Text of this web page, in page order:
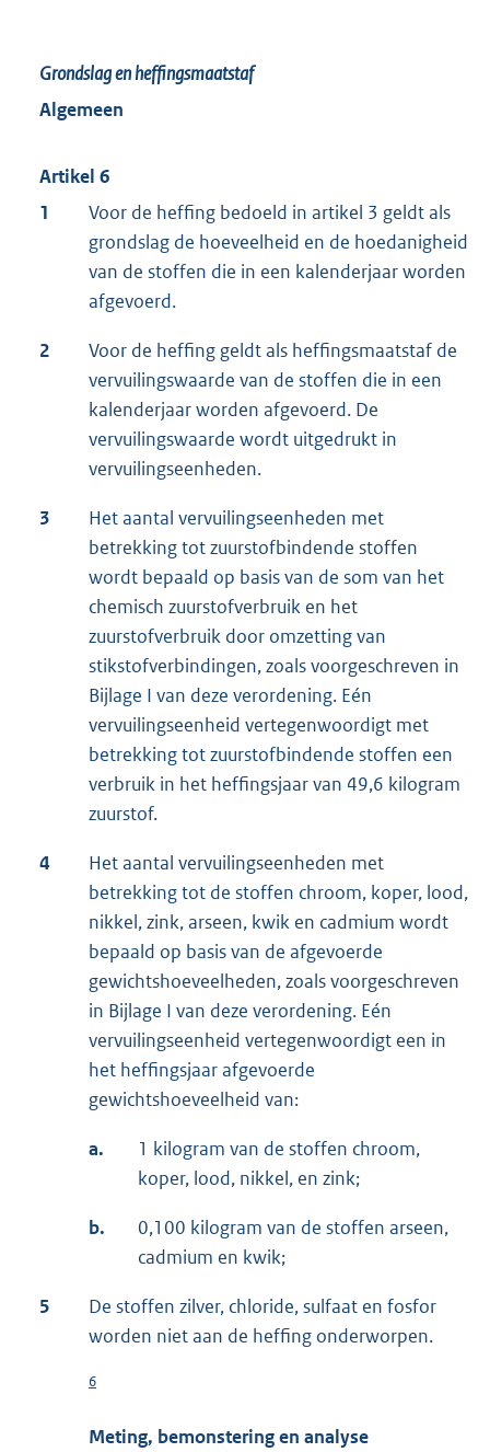
Grondslag en heffingsmaatstaf
Algemeen
Artikel 6
1
Voor de heffing bedoeld in artikel 3 geldt als
grondslag de hoeveelheid en de hoedanigheid
van de stoffen die in een kalenderjaar worden
afgevoerd.
2
Voor de heffing geldt als heffingsmaatstaf de
vervuilingswaarde van de stoffen die in een
kalenderjaar worden afgevoerd. De
vervuilingswaarde wordt uitgedrukt in
vervuilingseenheden.
3
Het aantal vervuilingseenheden met
betrekking tot zuurstofbindende stoffen
wordt bepaald op basis van de som van het
chemisch zuurstofverbruik en het
zuurstofverbruik door omzetting van
stikstofverbindingen, zoals voorgeschreven in
Bijlage I van deze verordening. Eén
vervuilingseenheid vertegenwoordigt met
betrekking tot zuurstofbindende stoffen een
verbruik in het heffingsjaar van 49,6 kilogram
zuurstof.
4
Het aantal vervuilingseenheden met
betrekking tot de stoffen chroom, koper, lood,
nikkel, zink, arseen, kwik en cadmium wordt
bepaald op basis van de afgevoerde
gewichtshoeveelheden, zoals voorgeschreven
in Bijlage I van deze verordening. Eén
vervuilingseenheid vertegenwoordigt een in
het heffingsjaar afgevoerde
gewichtshoeveelheid van:
a.
1 kilogram van de stoffen chroom,
koper, lood, nikkel, en zink;
b.
0,100 kilogram van de stoffen arseen,
cadmium en kwik;
5
De stoffen zilver, chloride, sulfaat en fosfor
worden niet aan de heffing onderworpen.
6
Meting, bemonstering en analyse